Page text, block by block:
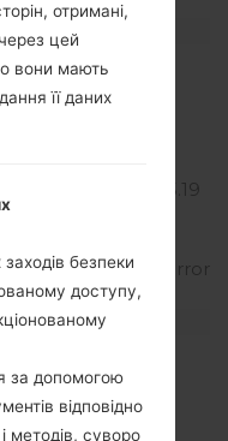
LTE
2016
x 66.7 міліметрів (5.19
дюйма)
5.1.x Lollipop Mirror
MSM8909
210
отримані,
цей
вони мають
її даних
безпеки
доступу,
за допомогою
відповідно
методів, суворо